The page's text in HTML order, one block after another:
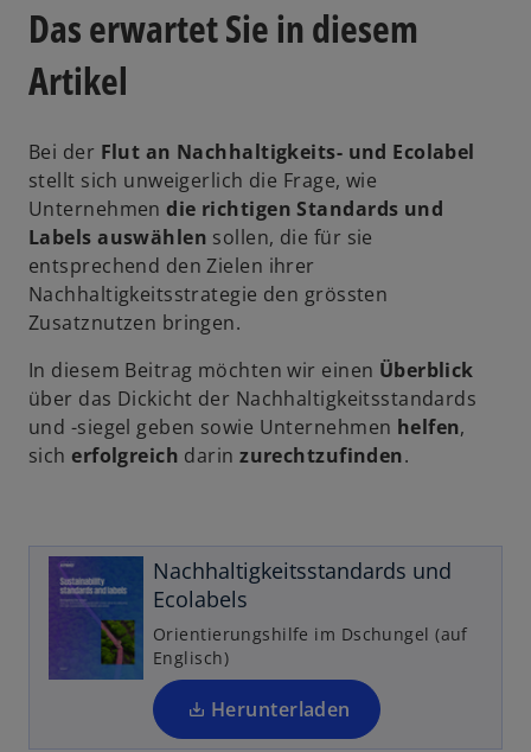
Das erwartet Sie in diesem
Artikel
Bei der Flut an Nachhaltigkeits- und Ecolabel
stellt sich unweigerlich die Frage, wie
Unternehmendie richtigen Standards und
Labels auswählen sollen, die für sie
entsprechend den Zielen ihrer
Nachhaltigkeitsstrategie den grössten
Zusatznutzen bringen.
In diesem Beitrag möchten wir einen Überblick
über das Dickicht der Nachhaltigkeitsstandards
und -siegel geben sowie Unternehmen helfen,
sicherfolgreich darinzurechtzufinden.
Nachhaltigkeitsstandards und
Ecolabels
Orientierungshilfe im Dschungel (auf
Englisch)
Herunterladen
w
ir
d
i
e
i
n
e
u
n
e
g
is